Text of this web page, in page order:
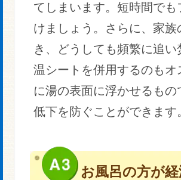
てしまいます。短時間で
けましょう。さらに、家
き、どうしても頻繁に追
温シートを併用するのも
に湯の表面に浮かせるも
低下を防ぐことができます
お風呂の方が